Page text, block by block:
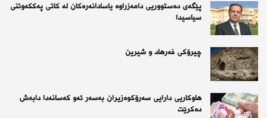
پێگەی دەستووریی دامەزراوە یاسادانەرەكان لە كاتی پەككەوتنی
سیاسیدا
چیرۆكی فەرهاد و شیرین
هاوکاریی دارایی سەرۆکوەزیران بەسەر ئەو كەسانەدا دابەش
دەکرێت